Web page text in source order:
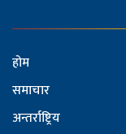
होम
समाचार
अन्तर्राष्ट्रिय